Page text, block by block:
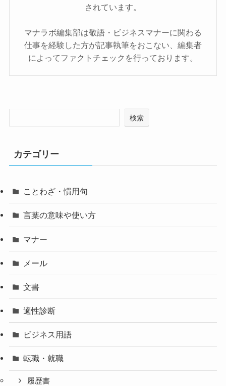
されています。
マナラボ編集部は敬語・ビジネスマナーに関わる
仕事を経験した方が記事執筆をおこない、編集者
によってファクトチェックを行っております。
検索
カテゴリー
ことわざ・慣用句
言葉の意味や使い方
マナー
メール
文書
適性診断
ビジネス用語
転職・就職
履歴書